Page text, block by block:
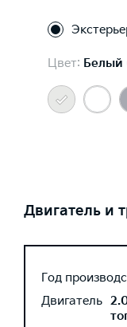
Цвет: Белый
Двигатель и
Год
Двигатель